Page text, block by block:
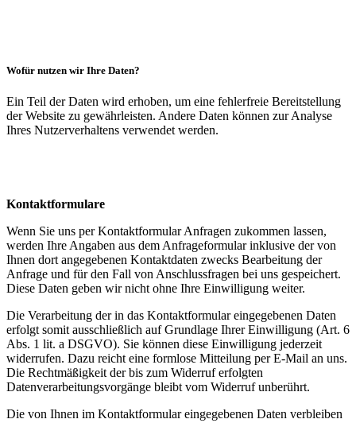
Wofür nutzen wir Ihre Daten?
Ein Teil der Daten wird erhoben, um eine fehlerfreie Bereitstellung
der Website zu gewährleisten. Andere Daten können zur Analyse
Ihres Nutzerverhaltens verwendet werden.
Kontaktformulare
Wenn Sie uns per Kontaktformular Anfragen zukommen lassen,
werden Ihre Angaben aus dem Anfrageformular inklusive der von
Ihnen dort angegebenen Kontaktdaten zwecks Bearbeitung der
Anfrage und für den Fall von Anschlussfragen bei uns gespeichert.
Diese Daten geben wir nicht ohne Ihre Einwilligung weiter.
Die Verarbeitung der in das Kontaktformular eingegebenen Daten
erfolgt somit ausschließlich auf Grundlage Ihrer Einwilligung (Art. 6
Abs. 1 lit. a DSGVO). Sie können diese Einwilligung jederzeit
widerrufen. Dazu reicht eine formlose Mitteilung per E-Mail an uns.
Die Rechtmäßigkeit der bis zum Widerruf erfolgten
Datenverarbeitungsvorgänge bleibt vom Widerruf unberührt.
Die von Ihnen im Kontaktformular eingegebenen Daten verbleiben